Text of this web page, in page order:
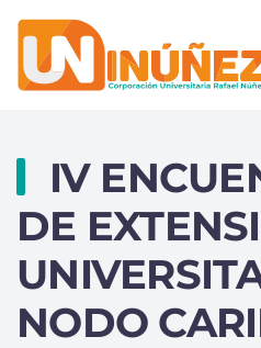
Skip to main content
IV
DE
NODO